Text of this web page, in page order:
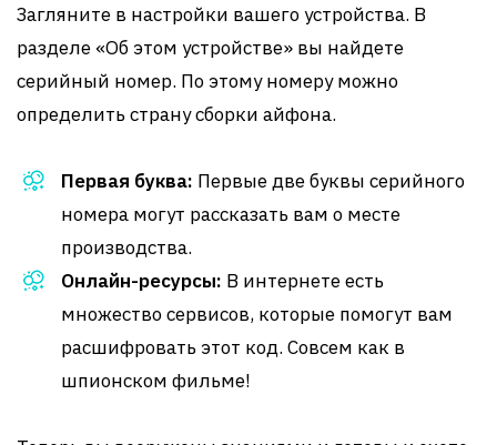
Загляните в настройки вашего устройства. В
разделе «Об этом устройстве» вы найдете
серийный номер. По этому номеру можно
определить страну сборки айфона.
Первая буква: Первые две буквы серийного
номера могут рассказать вам о месте
производства.
Онлайн-ресурсы: В интернете есть
множество сервисов, которые помогут вам
расшифровать этот код. Совсем как в
шпионском фильме!